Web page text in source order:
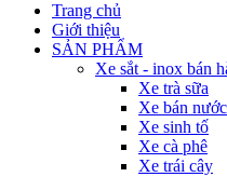
Trang chủ
Giới thiệu
SẢN PHẨM
Xe sắt - inox bán
Xe trà sữa
Xe bán
Xe sinh tố
Xe cà phê
Xe trái cây